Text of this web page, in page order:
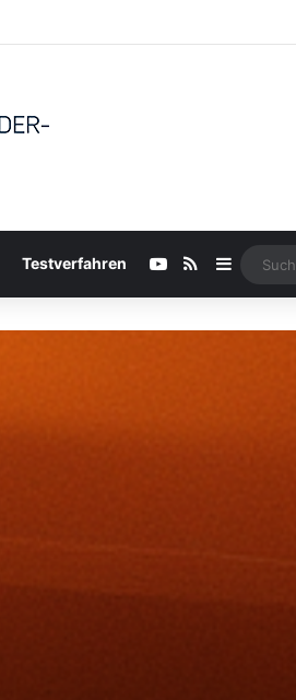
im Notfall
Testverfahren YouTube
RSSSidebar